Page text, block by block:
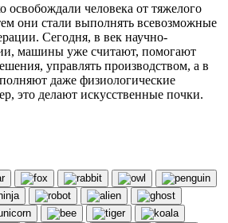
человека от тяжелого
они стали выполнять всевозможные
Сегодня, в век научно-
машины уже считают, помогают
управлять производством, а в
даже физиологические
это делают искусственные почки.